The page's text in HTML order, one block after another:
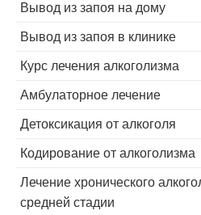
Вывод из запоя на дому
Вывод из запоя в клинике
Курс лечения алкоголизма
Амбулаторное лечение
Детоксикация от алкоголя
Кодирование от алкоголизма
Лечение хронического
средней стадии